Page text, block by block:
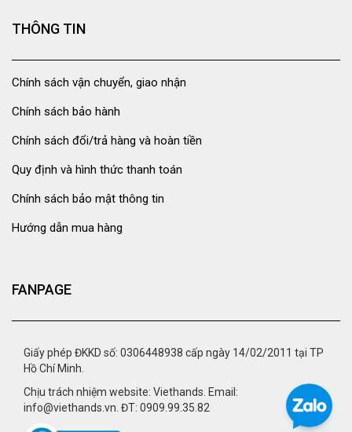
THÔNG TIN
Chính sách vận chuyển, giao nhận
Chính sách bảo hành
Chính sách đổi/trả hàng và hoàn tiền
Quy định và hình thức thanh toán
Chính sách bảo mật thông tin
Hướng dẫn mua hàng
FANPAGE
Giấy phép ĐKKD số: 0306448938 cấp ngày 14/02/2011 tại TP
Hồ Chí Minh.
Chịu trách nhiệm website: Viethands. Email:
info@viethands.vn. ĐT: 0909.99.35.82